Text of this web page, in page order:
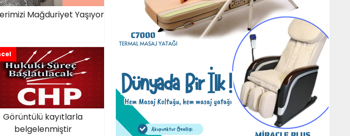
Mağduriyet Yaşıyor
Görüntülü kayıtlarla
belgelenmiştir